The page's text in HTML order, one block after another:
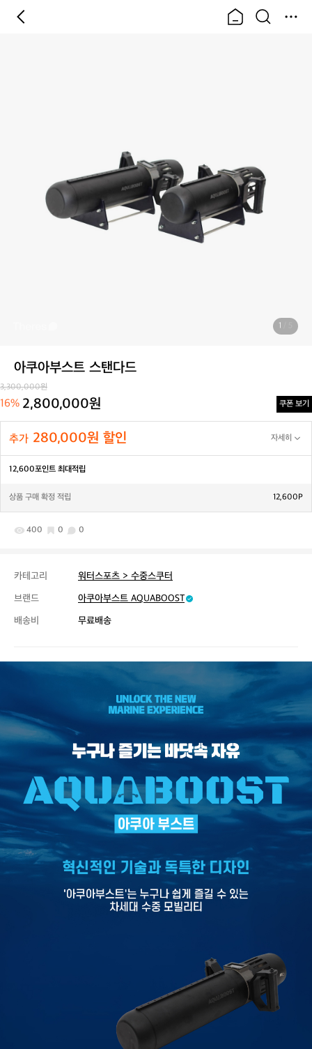
1
아쿠아부스트 스탠다드
3,300,000원
16% 2,800,000원 쿠폰 보기
추가 280,000원 할인 자세히
12,600포인트 최대적립
상품 구매 확정 적립 12,600P
400 0 0
카테고리
워터스포츠 > 수중스쿠터
브랜드
아쿠아부스트 AQUABOOST
배송비
무료배송